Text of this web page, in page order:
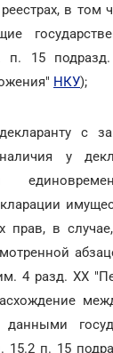
в том
п. 15
НКУ);
с
у
прав, в
4 разд. XX
15.2 п. 15